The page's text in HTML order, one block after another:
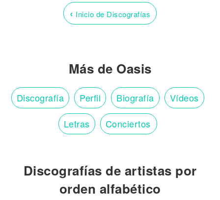
‹ Inicio de Discografías
Más de Oasis
Discografía Perfil Biografía Vídeos
Letras Conciertos
Discografías de artistas por
orden alfabético